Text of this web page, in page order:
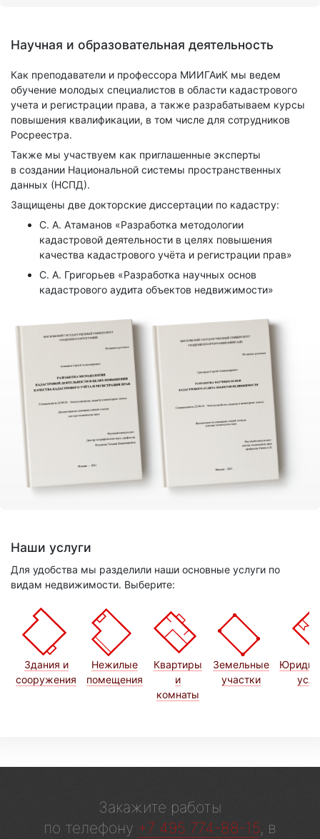
Научная и образовательная деятельность
Как преподаватели и профессора МИИГАиК мы ведем
обучение молодых специалистов в области кадастрового
учета и регистрации права, а также разрабатываем курсы
повышения квалификации, в том числе для сотрудников
Росреестра.
Также мы участвуем как приглашенные эксперты
в создании Национальной системы пространственных
данных (НСПД).
Защищены две докторские диссертации по кадастру:
С. А. Атаманов «Разработка методологии
кадастровой деятельности в целях повышения
качества кадастрового учёта и регистрации прав»
С. А. Григорьев «Разработка научных основ
кадастрового аудита объектов недвижимости»
Наши услуги
Для удобства мы разделили наши основные услуги по
видам недвижимости. Выберите:
Здания и
сооружения
Нежилые
помещения
Квартиры
и
комнаты
Земельные
участки
Закажите работы
по телефону +7 495 774-88-15, в